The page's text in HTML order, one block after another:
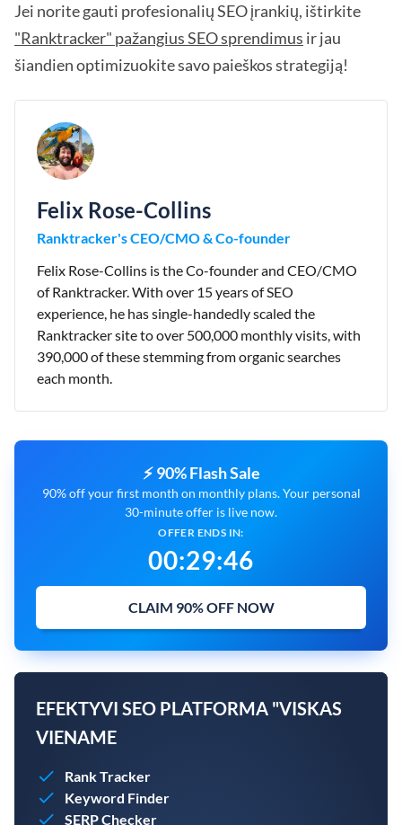
Jei norite gauti profesionalių SEO įrankių, ištirkite
"Ranktracker" pažangius SEO sprendimus ir jau
šiandien optimizuokite savo paieškos strategiją!
Felix Rose-Collins
Ranktracker's CEO/CMO & Co-founder
Felix Rose-Collins is the Co-founder and CEO/CMO
of Ranktracker. With over 15 years of SEO
experience, he has single-handedly scaled the
Ranktracker site to over 500,000 monthly visits, with
390,000 of these stemming from organic searches
each month.
⚡ 90% Flash Sale
90% off your first month on monthly plans. Your personal
30-minute offer is live now.
OFFER ENDS IN:
00:29:45
CLAIM 90% OFF NOW
EFEKTYVI SEO PLATFORMA "VISKAS
VIENAME
Rank Tracker
Keyword Finder
SERP Checker